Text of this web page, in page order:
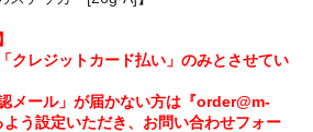
クレジットカード払い」のみとさせてい
メール」が届かない方は『order@m-
う設定いただき、お問い合わせフォー